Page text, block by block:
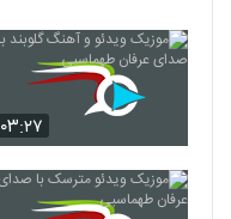
۰۳:۲۷